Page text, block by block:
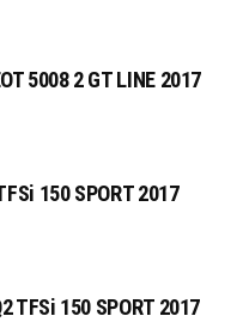
5008 2 GT LINE 2017
150 SPORT 2017
TFSi 150 SPORT 2017